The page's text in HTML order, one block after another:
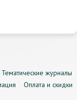
Тематические журналы
Оплата и скидки